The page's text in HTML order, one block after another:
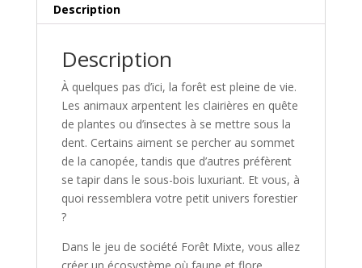
Description
Description
À quelques pas d’ici, la forêt est pleine de vie.
Les animaux arpentent les clairières en quête
de plantes ou d’insectes à se mettre sous la
dent. Certains aiment se percher au sommet
de la canopée, tandis que d’autres préfèrent
se tapir dans le sous-bois luxuriant. Et vous, à
quoi ressemblera votre petit univers forestier
?
Dans le jeu de société Forêt Mixte, vous allez